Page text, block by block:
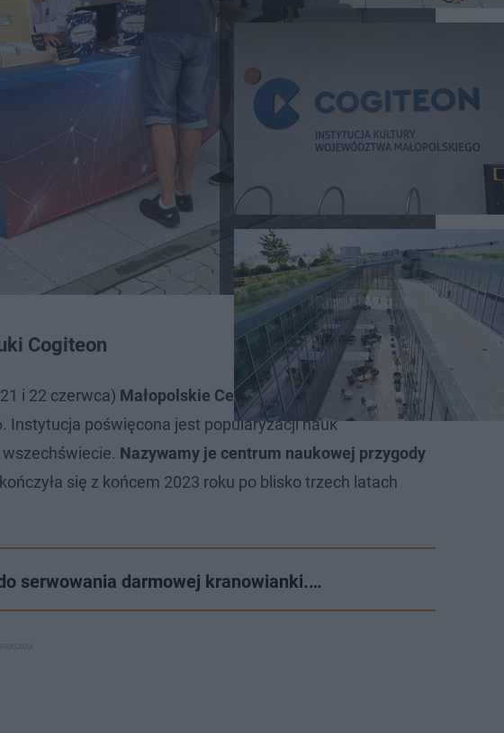
Cogiteon
i 22 czerwca) Małopolskie Centrum Nauki Cogiteon w
Instytucja poświęcona jest popularyzacji nauk
Nazywamy je centrum naukowej przygody
się z końcem 2023 roku po blisko trzech latach
serwowania darmowej kranowianki.…